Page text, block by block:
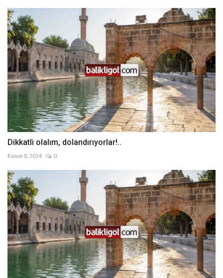
Dikkatli olalım, dolandırıyorlar!..
Kasım 8, 2024 0